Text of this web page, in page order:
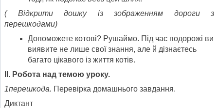
( Відкрити дошку із зображенням дороги з
перешкодами)
Допоможете котові? Рушаймо. Під час подорожі ви
виявите не лише свої знання, але й дізнаєтесь
багато цікавого із життя котів.
. Робота над темою уроку.
1перешкода. Перевірка домашнього завдання.
Диктант